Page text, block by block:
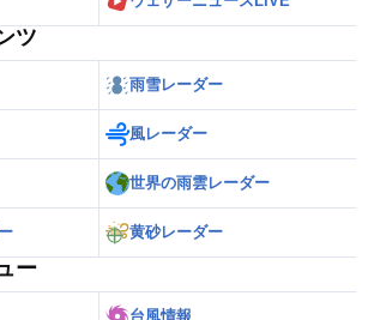
ツ
雨雪レーダー
風レーダー
世界の雨雲レーダー
黄砂レーダー
ー
台風情報